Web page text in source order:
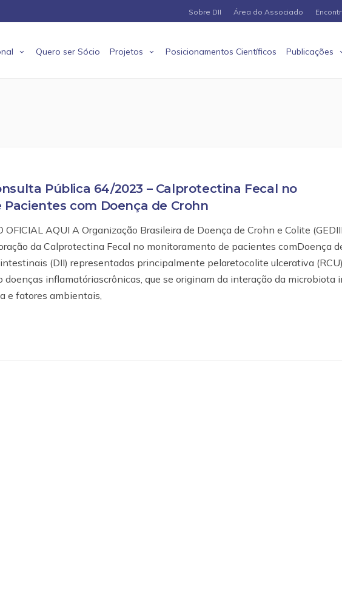
Sobre DII Área do Associado
Quero ser Sócio Projetos Posicionamentos Científicos Publicações
Pública 64/2023 – Calprotectina Fecal no
com Doença de Crohn
OFICIAL AQUI A Organização Brasileira de Doença de Crohn e Colite
da Calprotectina Fecal no monitoramento de pacientes comDoença
(DII) representadas principalmente pelaretocolite ulcerativa
doenças inflamatóriascrônicas, que se originam da interação da microbiota
e fatores ambientais,